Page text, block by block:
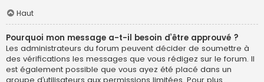
Haut
Pourquoi mon message a-t-il besoin d’être approuvé ?
Les administrateurs du forum peuvent décider de soumettre à
des vérifications les messages que vous rédigez sur le forum. Il
est également possible que vous ayez été placé dans un